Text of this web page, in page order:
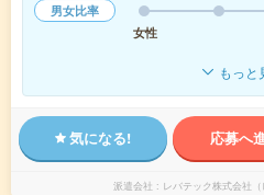
男女比率
女性
もっと
気になる! 応募へ
派遣会社 レバテック株式会社（